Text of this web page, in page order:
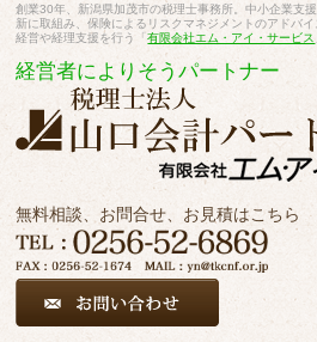
創業30年、新潟県加茂市の税理士事務所。中小企業支
新に取組み、保険によるリスクマネジメントのアドバイ
経営や経理支援を行う「有限会社エム・アイ・サービス
経営者によりそうパートナー
無料相談、お問合せ、お見積はこちら